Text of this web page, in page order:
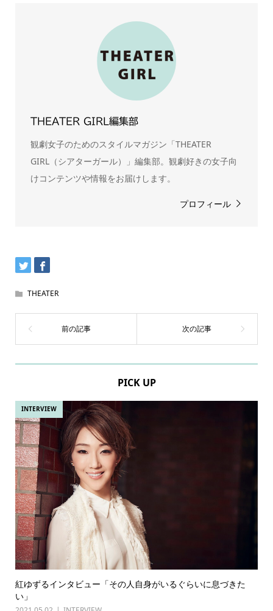
THEATER GIRL編集部
観劇女子のためのスタイルマガジン「THEATER
GIRL（シアターガール）」編集部。観劇好きの女子向
けコンテンツや情報をお届けします。
プロフィール
THEATER
PICK UP
INTERVIEW
紅ゆずるインタビュー「その人自身がいるぐらいに息づきた
い」